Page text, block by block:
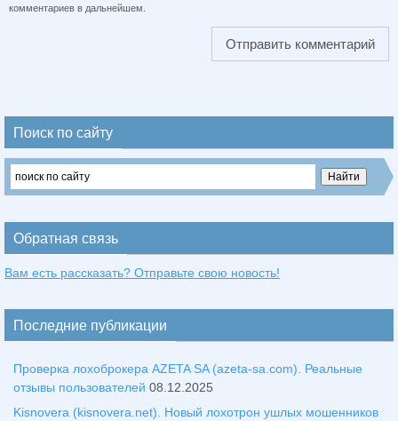
комментариев в дальнейшем.
Поиск по сайту
Обратная связь
Вам есть рассказать? Отправьте свою новость!
Последние публикации
Проверка лохоброкера AZETA SA (azeta-sa.com). Реальные
отзывы пользователей 08.12.2025
Kisnovera (kisnovera.net). Новый лохотрон ушлых мошенников